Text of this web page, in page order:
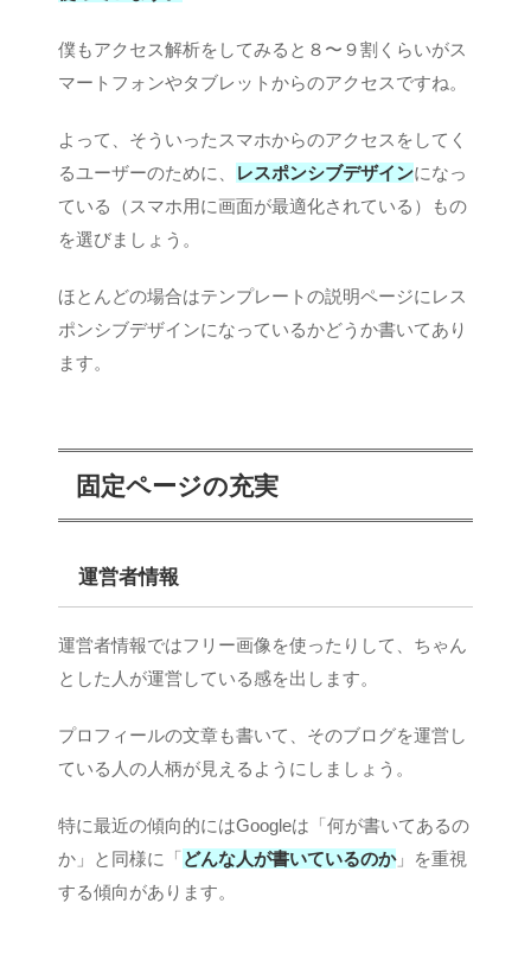
僕もアクセス解析をしてみると８〜９割くらいがス
マートフォンやタブレットからのアクセスですね。
よって、そういったスマホからのアクセスをしてく
るユーザーのために、
レスポンシブデザインになっ
ている（スマホ用に画面が最適化されている）もの
を選びましょう。
ほとんどの場合はテンプレートの説明ページにレス
ポンシブデザインになっているかどうか書いてあり
ます。
固定ページの充実
運営者情報
運営者情報ではフリー画像を使ったりして、ちゃん
とした人が運営している感を出します。
プロフィールの文章も書いて、そのブログを運営し
ている人の人柄が見えるようにしましょう。
特に最近の傾向的にはGoogleは「何が書いてあるの
か」と同様に「どんな人が書いているのか」を重視
する傾向があります。